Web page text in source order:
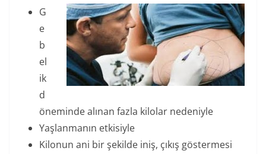
G
e
b
el
ik
d
öneminde alınan fazla kilolar nedeniyle
Yaşlanmanın etkisiyle
Kilonun ani bir şekilde iniş, çıkış göstermesi